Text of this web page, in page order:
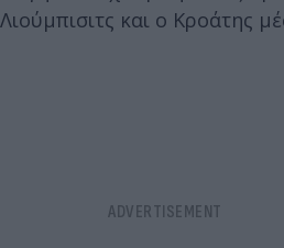
Λιούμπισιτς και ο Κροάτης